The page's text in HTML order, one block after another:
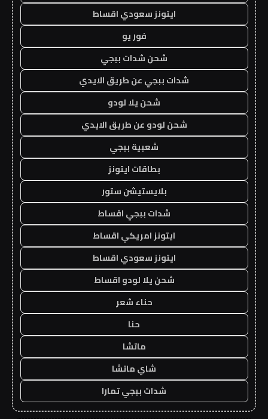
ايتونز سعودي اقساط
فور يو
شحن شدات ببجي
شدات ببجي عن طريق الايدي
شحن يلا لودو
شحن لودو عن طريق الايدي
شعبية ببجي
بطاقات ايتونز
بلايستيشن ستور
شدات ببجي اقساط
ايتونز امريكي اقساط
ايتونز سعودي اقساط
شحن يلا لودو اقساط
حناء شعر
حنا
ماتشا
شاي ماتشا
شدات ببجي تمارا